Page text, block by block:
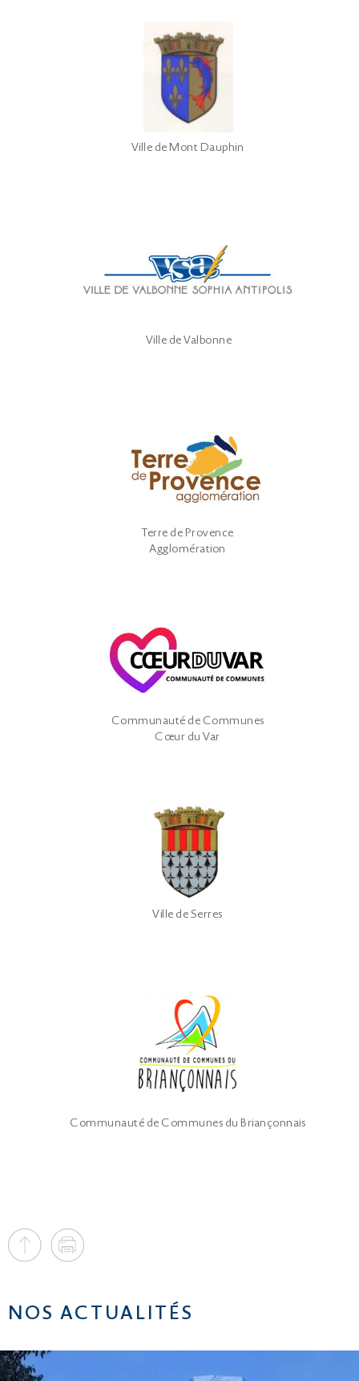
Ville de Mont Dauphin
Ville de Valbonne
Terre de Provence
Agglomération
Communauté de Communes
Cœur du Var
Ville de Serres
Communauté de Communes du Briançonnais
NOS ACTUALITÉS